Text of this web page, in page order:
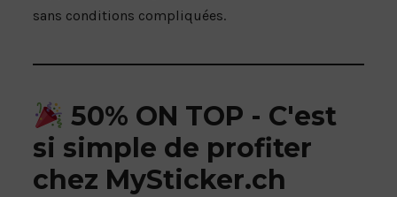
FLOOR-STICKER À LONG TERME
sans conditions compliquées.
50% ON TOP - C'est
si simple de profiter
chez MySticker.ch